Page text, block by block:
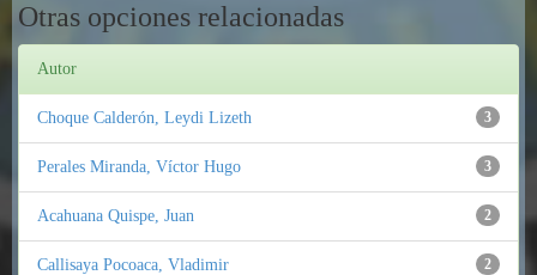
Otras opciones relacionadas
Autor
3
Choque Calderón, Leydi Lizeth
3
Perales Miranda, Víctor Hugo
2
Acahuana Quispe, Juan
2
Callisaya Pocoaca, Vladimir